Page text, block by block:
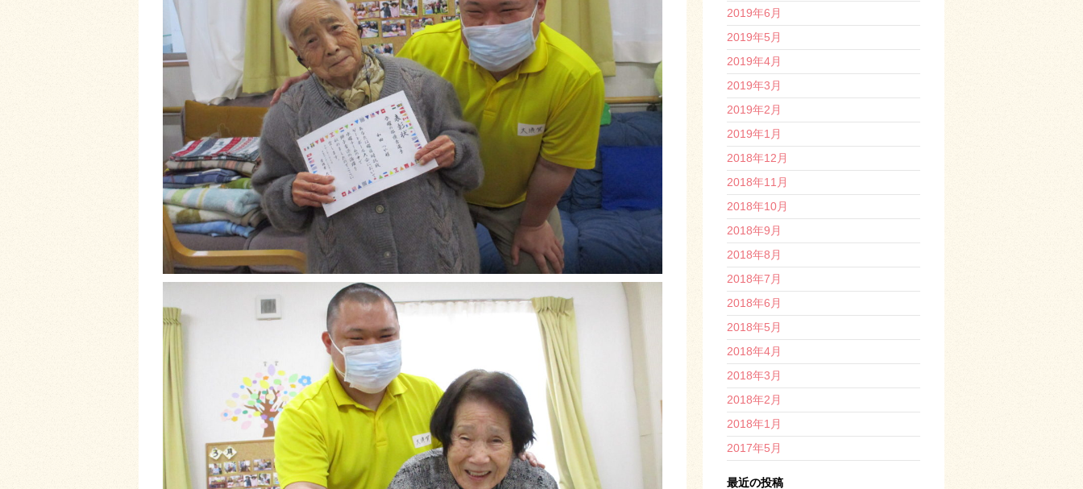
2019年6月
2019年5月
2019年4月
2019年3月
2019年2月
2019年1月
2018年12月
2018年11月
2018年10月
2018年9月
2018年8月
2018年7月
2018年6月
2018年5月
2018年4月
2018年3月
2018年2月
2018年1月
2017年5月
最近の投稿